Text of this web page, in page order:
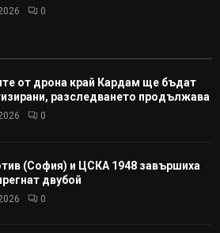
0
от дрона край Кардам ще бъдат
разследването продължава
0
(София) и ЦСКА 1948 завършиха
двубой
0